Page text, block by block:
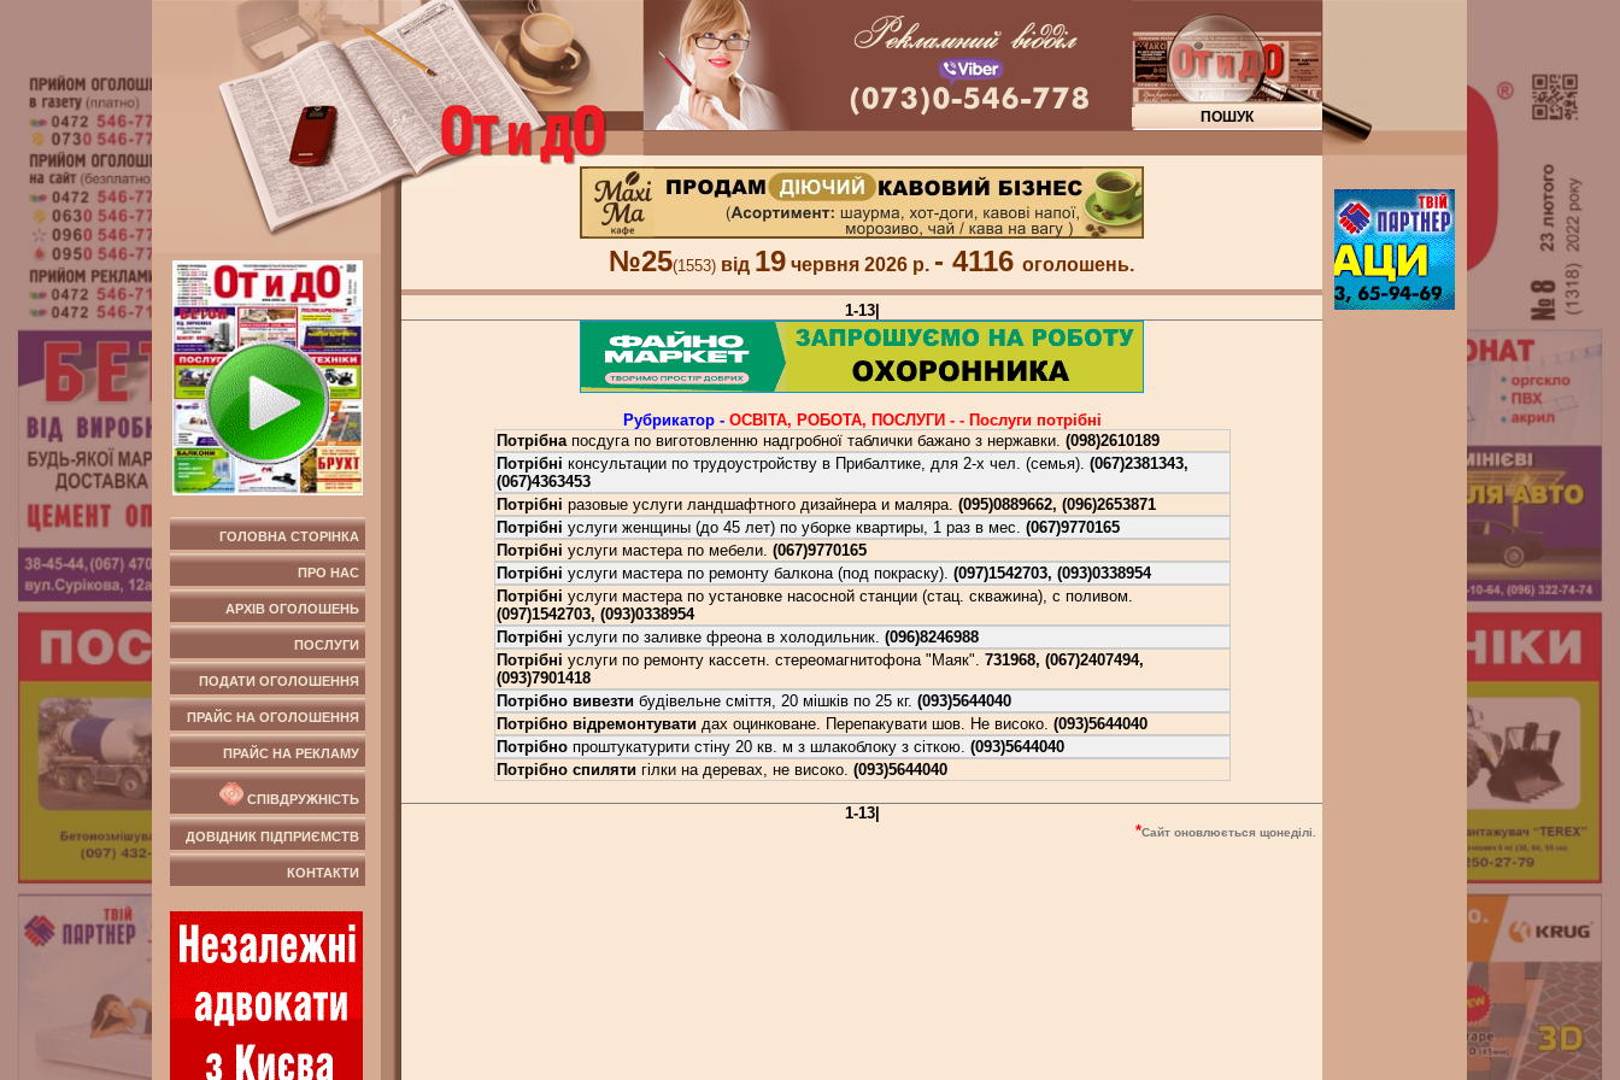
ГОЛОВНА СТОРІНКА
ПРО НАС
АРХІВ ОГОЛОШЕНЬ
ПОСЛУГИ
ПОДАТИ ОГОЛОШЕННЯ
ПРАЙС НА ОГОЛОШЕННЯ
ПРАЙС НА РЕКЛАМУ
СПІВДРУЖНІСТЬ
ДОВІДНИК ПІДПРИЄМСТВ
КОНТАКТИ
№25(1553) від 19червня 2026 р. - 4116 оголошень.
1-13|
Рубрикатор - ОСВIТА, РОБОТА, ПОСЛУГИ - - Послуги потрiбнi
Потрібнапосдуга по виготовленню надгробної таблички бажано з нержавки. (098)2610189
Потрібні консультации по трудоустройству в Прибалтике, для 2-х чел. (семья). (067)2381343,
(067)4363453
Потрібні разовые услуги ландшафтного дизайнера и маляра. (095)0889662, (096)2653871
Потрібні услуги женщины (до 45 лет) по уборке квартиры, 1 раз в мес. (067)9770165
Потрібні услуги мастера по мебели. (067)9770165
Потрібні услуги мастера по ремонту балкона (под покраску). (097)1542703, (093)0338954
Потрібні услуги мастера по установке насосной станции (стац. скважина), с поливом.
(097)1542703, (093)0338954
Потрібні услуги по заливке фреона в холодильник. (096)8246988
Потрібні услуги по ремонту кассетн. стереомагнитофона "Маяк". 731968, (067)2407494,
(093)7901418
Потрібно вивезти будівельне сміття, 20 мішків по 25 кг. (093)5644040
Потрібно відремонтуватидах оцинковане. Перепакувати шов. Не високо. (093)5644040
Потрібнопроштукатурити стіну 20 кв. м з шлакоблоку з сіткою. (093)5644040
Потрібно спилятигілки на деревах, не високо. (093)5644040
1-13|
*Сайт оновлюється щонеділі.